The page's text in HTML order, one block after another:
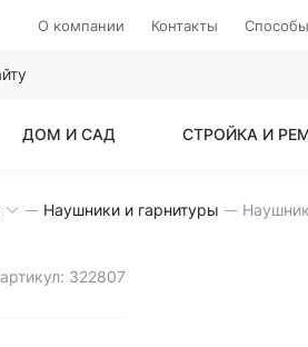
О компании Контакты
ДОМ И САД СТРОЙКА И
Наушники и гарнитуры
артикул: 322807